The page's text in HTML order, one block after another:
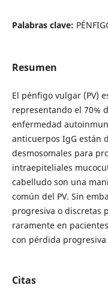
Palabras clave:
Resumen
El pénfigo vulgar (PV)
representando el 70%
enfermedad
anticuerpos IgG están
desmosomales para
intraepiteliales
cabelludo son una
común del PV. Sin
progresiva o discretas
raramente en
con pérdida progresiva
Citas